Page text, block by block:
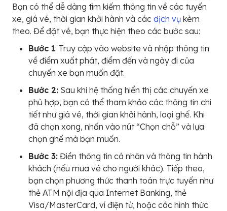
Bạn có thể dễ dàng tìm kiếm thông tin về các tuyến
xe, giá vé, thời gian khởi hành và các dịch vụ kèm
theo. Để đặt vé, bạn thực hiện theo các bước sau:
Bước 1: Truy cập vào website và nhập thông tin
về điểm xuất phát, điểm đến và ngày đi của
chuyến xe bạn muốn đặt.
Bước 2: Sau khi hệ thống hiển thị các chuyến xe
phù hợp, bạn có thể tham khảo các thông tin chi
tiết như giá vé, thời gian khởi hành, loại ghế. Khi
đã chọn xong, nhấn vào nút “Chọn chỗ” và lựa
chọn ghế mà bạn muốn.
Bước 3: Điền thông tin cá nhân và thông tin hành
khách (nếu mua vé cho người khác). Tiếp theo,
bạn chọn phương thức thanh toán trực tuyến như
thẻ ATM nội địa qua Internet Banking, thẻ
Visa/MasterCard, ví điện tử, hoặc các hình thức